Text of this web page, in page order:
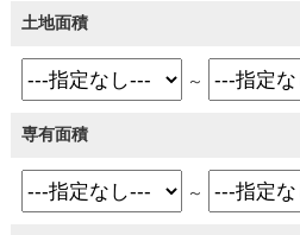
土地面積
～
専有面積
～